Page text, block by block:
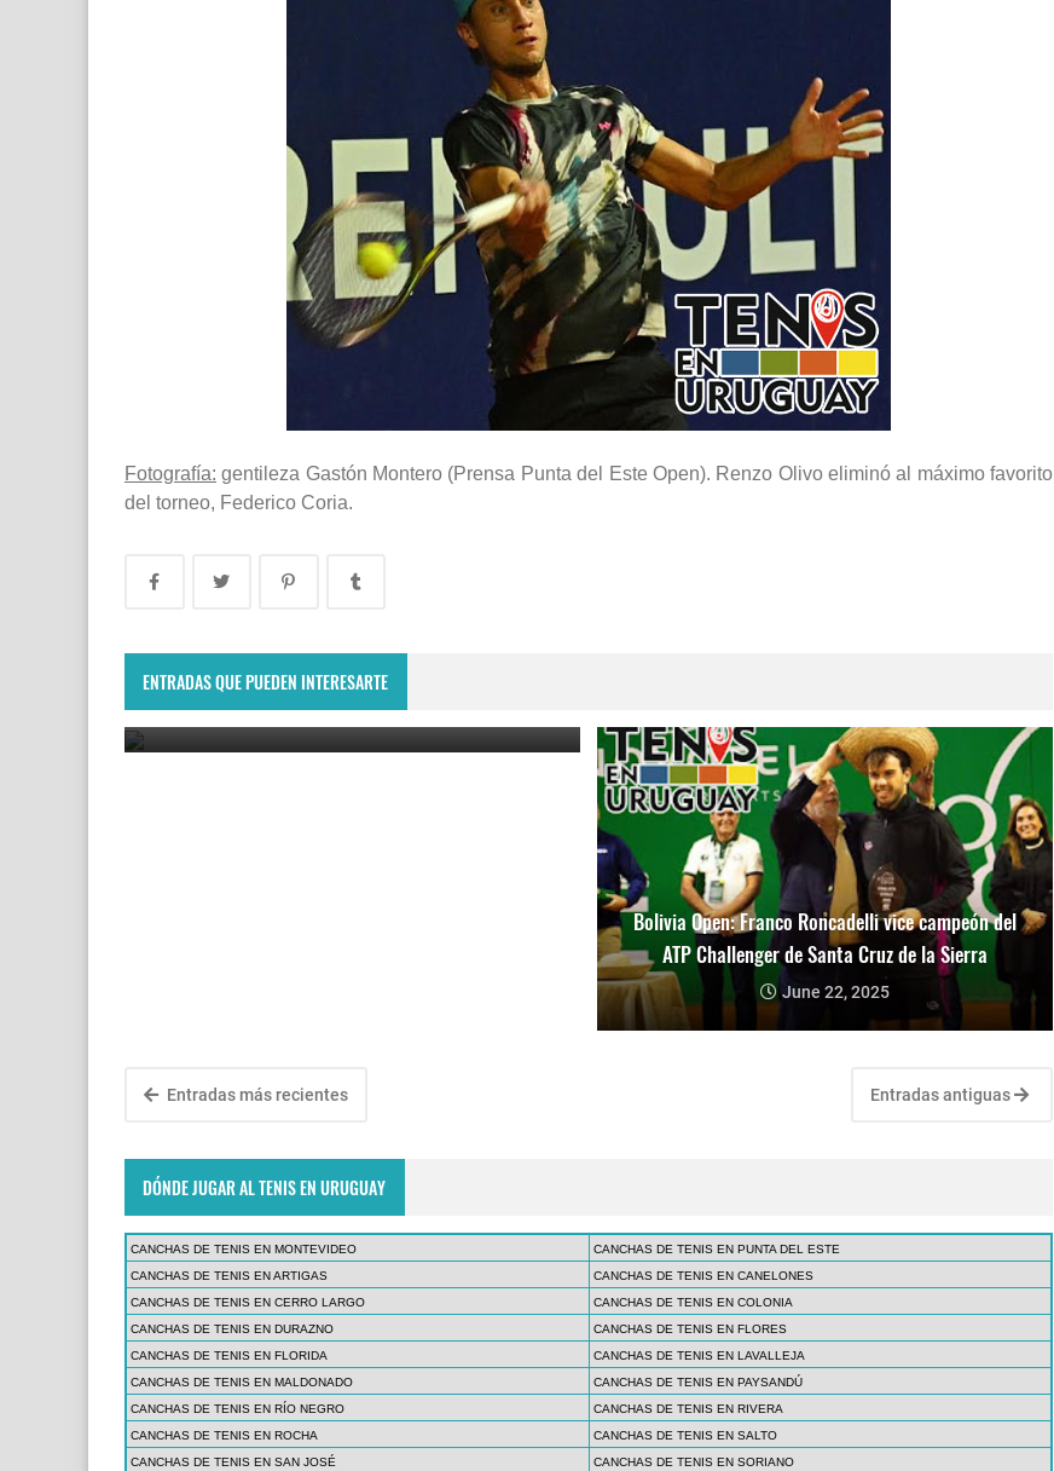
Fotografía: gentileza Gastón Montero (Prensa Punta del Este Open). Renzo Olivo eliminó al máximo favorito
del torneo, Federico Coria.
ENTRADAS QUE PUEDEN INTERESARTE
participarán en el torneo ATP de Perú
June 23, 2025
Bolivia Open: Franco Roncadelli vice campeón del
ATP Challenger de Santa Cruz de la Sierra
June 22, 2025
Entradas más recientes Entradas antiguas
DÓNDE JUGAR AL TENIS EN URUGUAY
CANCHAS DE TENIS EN MONTEVIDEO
CANCHAS DE TENIS EN PUNTA DEL ESTE
CANCHAS DE TENIS EN ARTIGAS
CANCHAS DE TENIS EN CANELONES
CANCHAS DE TENIS EN CERRO LARGO
CANCHAS DE TENIS EN COLONIA
CANCHAS DE TENIS EN DURAZNO
CANCHAS DE TENIS EN FLORES
CANCHAS DE TENIS EN FLORIDA
CANCHAS DE TENIS EN LAVALLEJA
CANCHAS DE TENIS EN MALDONADO
CANCHAS DE TENIS EN PAYSANDÚ
CANCHAS DE TENIS EN RÍO NEGRO
CANCHAS DE TENIS EN RIVERA
CANCHAS DE TENIS EN ROCHA
CANCHAS DE TENIS EN SALTO
CANCHAS DE TENIS EN SAN JOSÉ
CANCHAS DE TENIS EN SORIANO